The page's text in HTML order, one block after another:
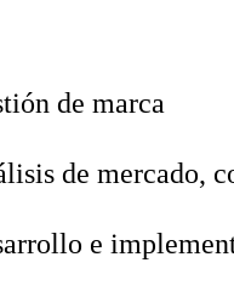
de marca
de mercado,
e